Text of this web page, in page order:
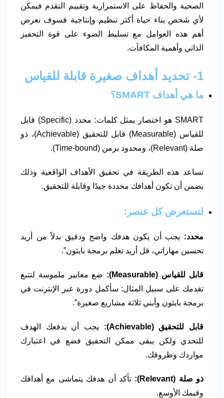
الصحية والحفاظ على الاستمرارية وتقييم التقدم فيمكن
لأي شخص بناء حياة أكثر تنظيم وإنتاجية فسوف نعرض
أهم هذه العوامل مع تسليط الضوء على قوة التحفيز
الذاتي وأهمية المكافآت.
1- تحديد أهداف صغيرة قابلة للقياس
ما هي أهداف SMART؟
SMART هو اختصار يمثل كلمات: محدد (Specific) قابل
للقياس (Measurable) قابل للتحقيق (Achievable)، ذو
صلة (Relevant)، ومحدود بزمن (Time-bound).
تساعد هذه الطريقة في تحقيق الأهداف الواقعية وذلك
يضمن أن تكون أهدافك محددة جيدًا وقابلة للتحقيق.
لنستعرض كل عنصر:
محدد: يجب أن يكون هدفك واضح ودقيق بدلاً من أريد
تحسين مهاراتي، قل أريد تعلم برمجة بايثون”.
قابل للقياس (Measurable):
ضع معايير ملموسة لتتبع
تقدمك على سبيل المثال: سأكمل دورة عبر الإنترنت في
برمجة بايثون وأبني ثلاثة مشاريع صغيرة”.
قابل للتحقيق (Achievable):
يجب أن يدفعك الهدف
للتحدي ولكن يبقى ممكن التحقيق فضع في اعتبارك
مواردك وظروفك.
ذو صلة (Relevant):
تأكد أن هدفك يتماشى مع أهدافك
وقيمك الأوسع.